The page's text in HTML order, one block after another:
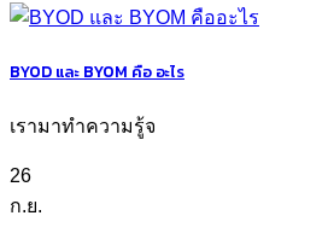
BYOD และ BYOM คือ อะไร
เรามาทำความรู้จ
26
ก.ย.